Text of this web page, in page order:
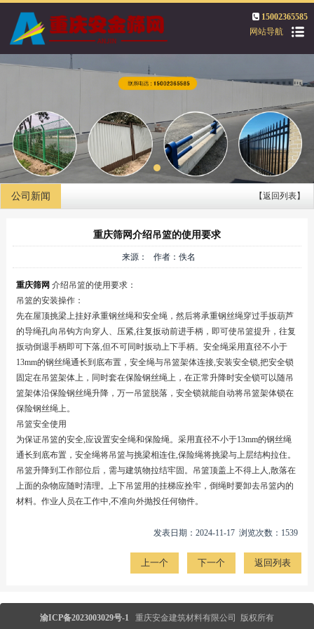
15002365585
网站导航
公司新闻 【返回列表】
重庆筛网介绍吊篮的使用要求
来源： 作者：佚名
重庆筛网 介绍吊篮的使用要求：
吊篮的安装操作：
先在屋顶挑梁上挂好承重钢丝绳和安全绳，然后将承重钢丝绳穿过手扳葫芦
的导绳孔向吊钩方向穿人、压紧,往复扳动前进手柄，即可使吊篮提升，往复
扳动倒退手柄即可下落,但不可同时扳动上下手柄。安全绳采用直径不小于
13mm的钢丝绳通长到底布置，安全绳与吊篮架体连接,安装安全锁,把安全锁
固定在吊篮架体上，同时套在保险钢丝绳上，在正常升降时安全锁可以随吊
篮架体沿保险钢丝绳升降，万一吊篮脱落，安全锁就能自动将吊篮架体锁在
保险钢丝绳上。
吊篮安全使用
为保证吊篮的安全,应设置安全绳和保险绳。采用直径不小于13mm的钢丝绳
通长到底布置，安全绳将吊篮与挑梁相连住,保险绳将挑梁与上层结构拉住。
吊篮升降到工作部位后，需与建筑物拉结牢固。吊篮顶盖上不得上人,散落在
上面的杂物应随时清理。上下吊篮用的挂梯应拴牢，倒绳时要卸去吊篮内的
材料。作业人员在工作中,不准向外抛投任何物件。
发表日期：2024-11-17 浏览次数：1539
上一个 下一个 返回列表
渝ICP备2023003029号-1重庆安金建筑材料有限公司 版权所有